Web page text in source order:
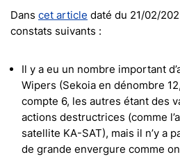
Dans cet article daté du 21/02/
constats suivants :
Il y a eu un nombre important
Wipers (Sekoia en dénombre
compte 6, les autres étant des
actions destructrices (comme
satellite KA-SAT), mais il n’y a
de grande envergure comme